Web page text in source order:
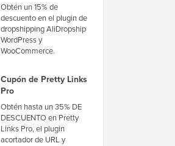
Obtén un 15% de
descuento en el plugin de
dropshipping AliDropship
WordPress y
WooCommerce.
Cupón de Pretty Links
Pro
Obtén hasta un 35% DE
DESCUENTO en Pretty
Links Pro, el plugin
acortador de URL y